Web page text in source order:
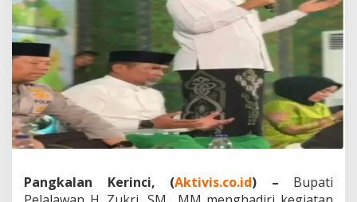
h
m
a
m
a
d
a
n
B
Pangkalan Kerinci, (Aktivis.co.id) – Bupati